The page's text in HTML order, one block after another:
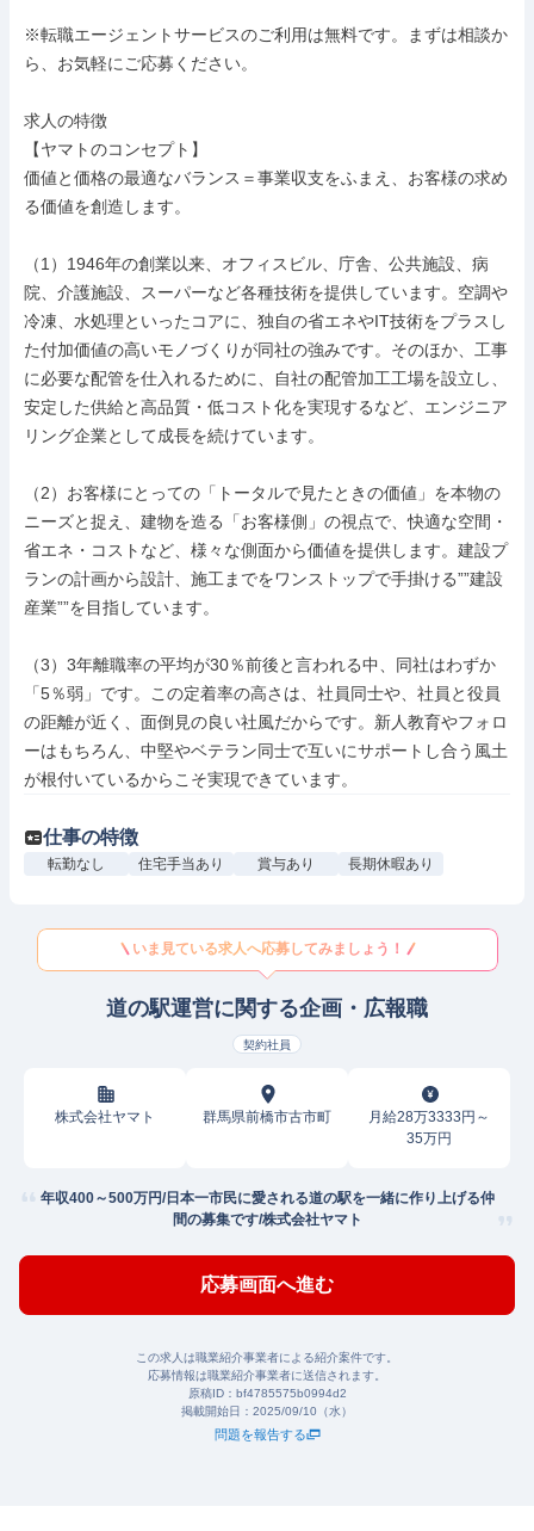
※転職エージェントサービスのご利用は無料です。まずは相談か
ら、お気軽にご応募ください。
求人の特徴
【ヤマトのコンセプト】
価値と価格の最適なバランス＝事業収支をふまえ、お客様の求め
る価値を創造します。
（1）1946年の創業以来、オフィスビル、庁舎、公共施設、病
院、介護施設、スーパーなど各種技術を提供しています。空調や
冷凍、水処理といったコアに、独自の省エネやIT技術をプラスし
た付加価値の高いモノづくりが同社の強みです。そのほか、工事
に必要な配管を仕入れるために、自社の配管加工工場を設立し、
安定した供給と高品質・低コスト化を実現するなど、エンジニア
リング企業として成長を続けています。
（2）お客様にとっての「トータルで見たときの価値」を本物の
ニーズと捉え、建物を造る「お客様側」の視点で、快適な空間・
省エネ・コストなど、様々な側面から価値を提供します。建設プ
ランの計画から設計、施工までをワンストップで手掛ける””建設
産業””を目指しています。
（3）3年離職率の平均が30％前後と言われる中、同社はわずか
「5％弱」です。この定着率の高さは、社員同士や、社員と役員
の距離が近く、面倒見の良い社風だからです。新人教育やフォロ
ーはもちろん、中堅やベテラン同士で互いにサポートし合う風土
が根付いているからこそ実現できています。
仕事の特徴
転勤なし 住宅手当あり 賞与あり 長期休暇あり
いま見ている求人へ応募してみましょう！
道の駅運営に関する企画・広報職
契約社員
株式会社ヤマト 群馬県前橋市古市町
月給28万3333円～
35万円
年収400～500万円/日本一市民に愛される道の駅を一緒に作り上げる仲
間の募集です/株式会社ヤマト
応募画面へ進む
この求人は職業紹介事業者による紹介案件です。
応募情報は職業紹介事業者に送信されます。
原稿ID： bf4785575b0994d2
掲載開始日： 2025/09/10（水）
問題を報告する